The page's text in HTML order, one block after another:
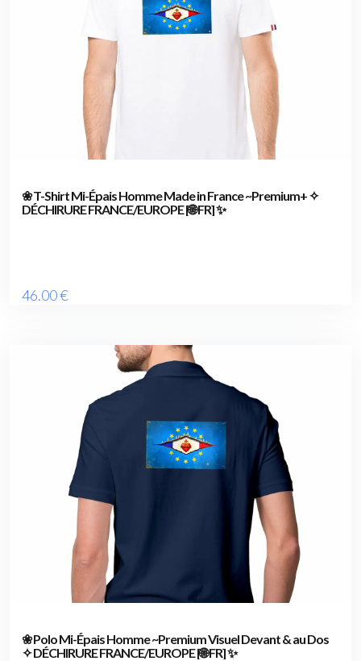
❀ T-Shirt Mi-Épais Homme Made in France ~Premium+ ✧
DÉCHIRURE FRANCE/EUROPE [🌐 FR] ✨
46.00€
❀ Polo Mi-Épais Homme ~Premium Visuel Devant & au Dos
✧ DÉCHIRURE FRANCE/EUROPE [🌐 FR] ✨